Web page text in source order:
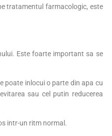
tratamentul farmacologic, este
Este foarte important sa se
poate inlocui o parte din apa cu
sau cel putin reducerea
intr-un ritm normal.